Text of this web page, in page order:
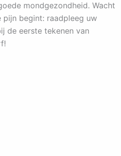
mondgezondheid. Wacht
pijn begint: raadpleeg uw
de eerste tekenen van